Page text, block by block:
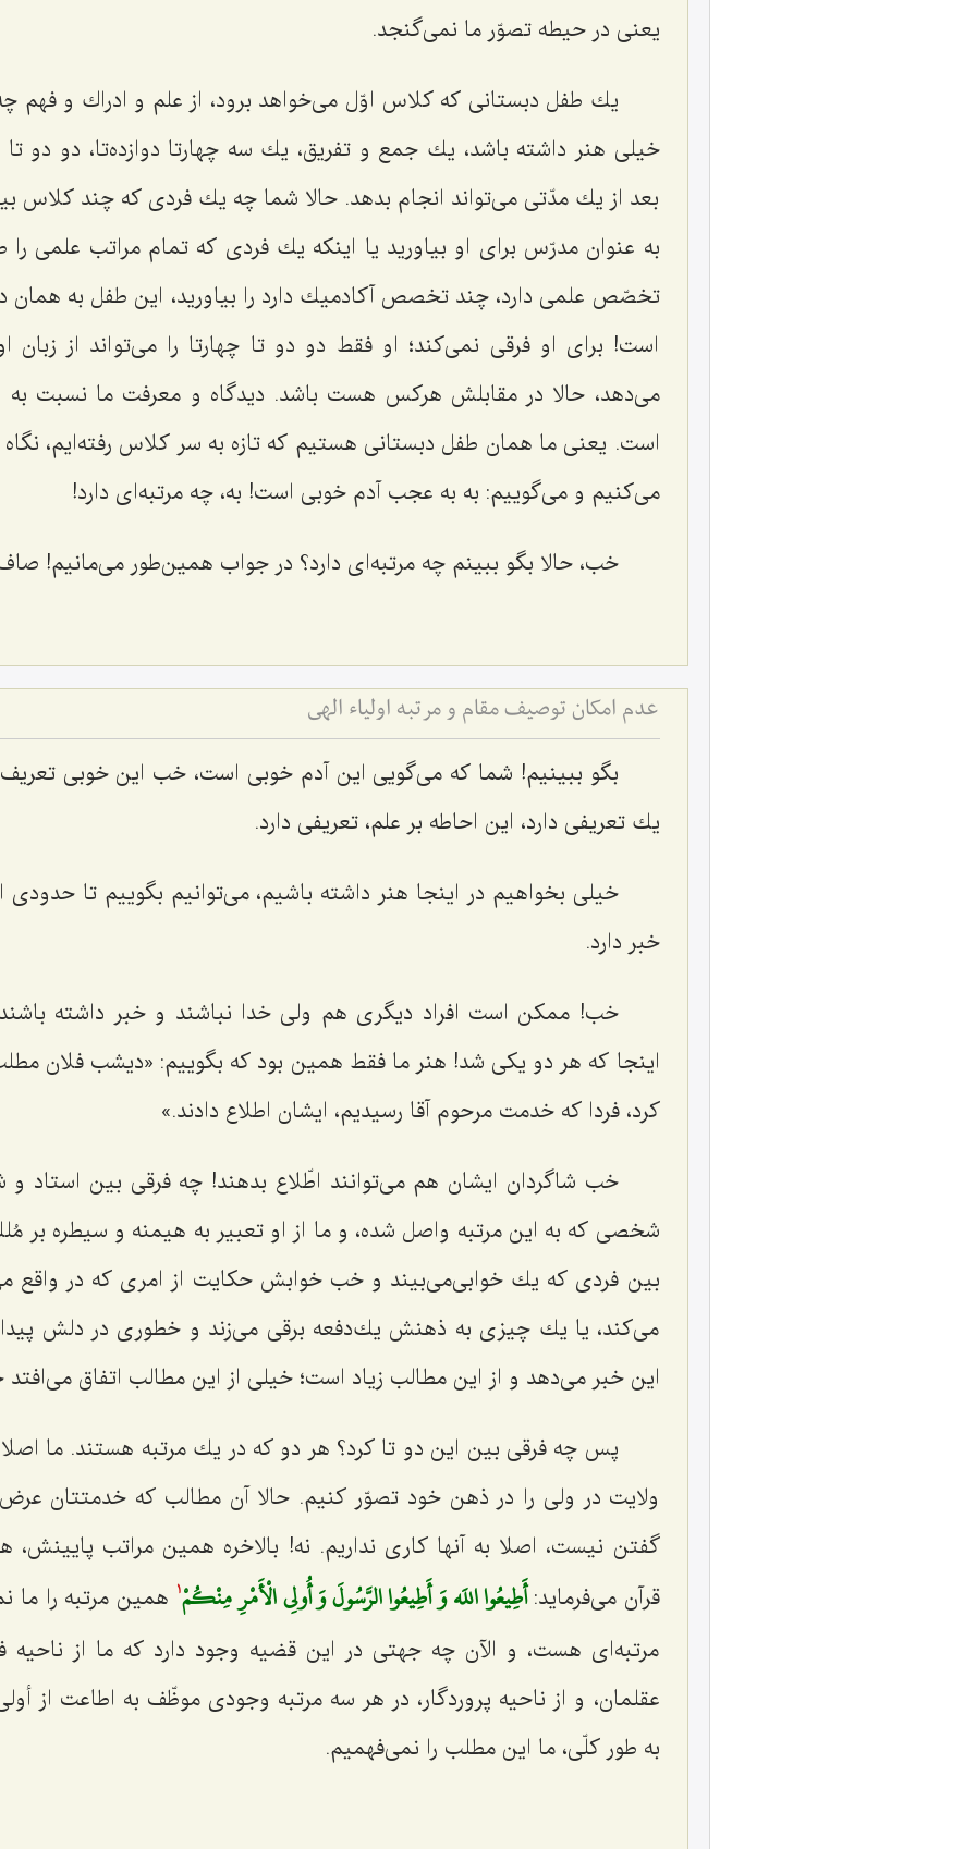
یعنی در حیطه تصوّر ما نمی‌گنجد.
یك طفل دبستانی كه كلاس اوّل می‌خواهد برود، از علم و ادراك و فهم
خیلی هنر داشته باشد، یك جمع و تفریق، یك سه چهارتا دوازده‌تا، دو دو تا
بعد از یك مدّتی می‌تواند انجام بدهد. حالا شما چه یك فردی كه چند كلاس
به عنوان مدرّس برای او بیاورید یا اینكه یك فردی كه تمام مراتب علمی را
تخصّص علمی دارد، چند تخصص آكادمیك دارد را بیاورید، این طفل به همان
است! برای او فرقی نمی‌كند؛ او فقط دو دو تا چهارتا را می‌تواند از
می‌دهد، حالا در مقابلش هركس هست باشد. دیدگاه و معرفت ما نسبت
است. یعنی ما همان طفل دبستانی هستیم كه تازه به سر كلاس رفته‌ایم،
می‌كنیم و می‌گوییم: به به عجب آدم خوبی است! به، چه مرتبه‌ای دارد!
خب، حالا بگو ببینم چه مرتبه‌ای دارد؟ در جواب همین‌طور می‌مانیم!
عدم امکان توصیف مقام و مرتبه اولیاء الهی
بگو ببینیم! شما كه می‌گویی این آدم خوبی است، خب این خوبی تعریف
یك تعریفی دارد، این احاطه بر علم، تعریفی دارد.
خیلی بخواهیم در اینجا هنر داشته باشیم، می‌توانیم بگوییم تا
خبر دارد.
خب! ممكن است افراد دیگری هم ولی خدا نباشند و خبر داشته
اینجا كه هر دو یكی شد! هنر ما فقط همین بود كه بگوییم: «دیشب فلان
كرد، فردا كه خدمت مرحوم آقا رسیدیم، ایشان اطلاع دادند.»
خب شاگردان ایشان هم می‌توانند اطّلاع بدهند! چه فرقی بین استاد
شخصی كه به این مرتبه واصل شده، و ما از او تعبیر به هیمنه و سیطره بر
بین فردی كه یك خوابی‌می‌بیند و خب خوابش حكایت از امری كه در واقع
می‌كند، یا یك چیزی به ذهنش یك‌دفعه برقی می‌زند و خطوری در دلش
این خبر می‌دهد و از این مطالب زیاد است؛ خیلی از این مطالب اتفاق
پس چه فرقی بین این دو تا كرد؟ هر دو كه در یك مرتبه هستند. ما اصلا
ولایت در ولی را در ذهن خود تصوّر كنیم. حالا آن مطالب كه خدمتتان
گفتن نیست، اصلا به آنها كاری نداریم. نه! بالاخره همین مراتب پایینش،
قرآن می‌فرماید:أَطِيعُوا اللَه وَ أَطِيعُوا الرَّسُولَ وَ أُولِي الْأَمْرِ مِنْكُمْ‌1
همین مرتبه را ما
مرتبه‌ای هست، و الآن چه جهتی در این قضیه وجود دارد كه ما از ناحیه
عقلمان، و از ناحیه پروردگار، در هر سه مرتبه وجودی موظّف به اطاعت از
به طور كلّی، ما این مطلب را نمی‌فهمیم.